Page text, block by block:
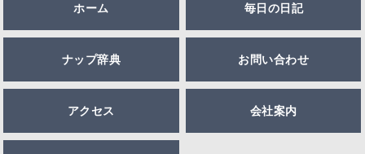
ホーム 毎日の日記
ナップ辞典 お問い合わせ
アクセス 会社案内